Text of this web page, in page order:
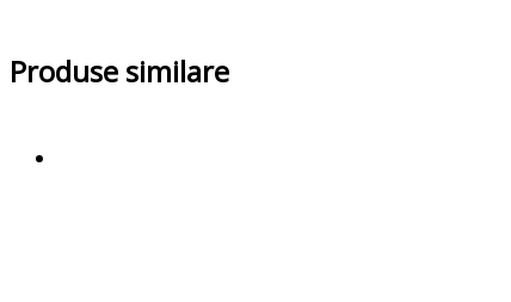
Produse similare